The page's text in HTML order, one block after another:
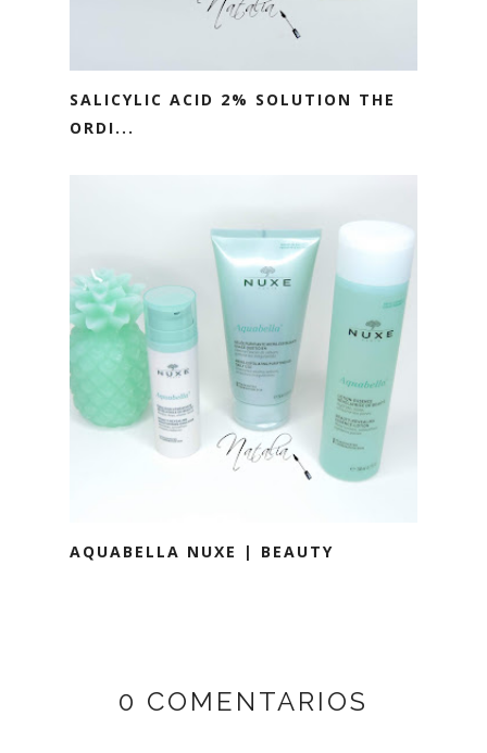
SALICYLIC ACID 2% SOLUTION THE
ORDI...
AQUABELLA NUXE | BEAUTY
0 COMENTARIOS